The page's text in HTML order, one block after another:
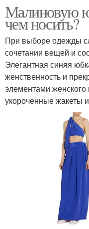
Малиновую
чем носить?
При выборе одежды
сочетании вещей и
Элегантная синяя
женственность и
элементами женского
укороченные жакеты